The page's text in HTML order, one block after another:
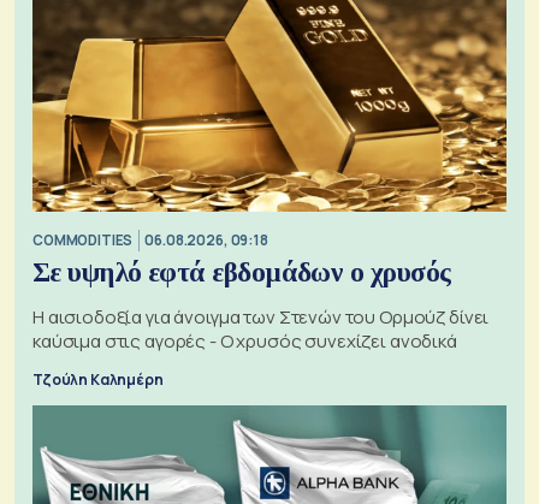
COMMODITIES 06.08.2026, 09:18
Σε υψηλό εφτά εβδομάδων ο χρυσός
Η αισιοδοξία για άνοιγμα των Στενών του Ορμούζ δίνει
καύσιμα στις αγορές - Ο χρυσός συνεχίζει ανοδικά
Τζούλη Καλημέρη